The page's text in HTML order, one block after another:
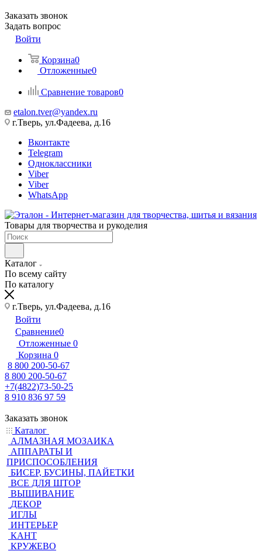
Заказать звонок
Задать вопрос
Войти
Корзина0
Отложенные0
Сравнение товаров0
etalon.tver@yandex.ru
г.Тверь, ул.Фадеева, д.16
Вконтакте
Telegram
Одноклассники
Viber
Viber
WhatsApp
Товары для творчества и рукоделия
Каталог
По всему сайту
По каталогу
г.Тверь, ул.Фадеева, д.16
Войти
Сравнение0
Отложенные 0
Корзина 0
8 800 200-50-67
8 800 200-50-67
+7(4822)73-50-25
8 910 836 97 59
Заказать звонок
Каталог
АЛМАЗНАЯ МОЗАИКА
АППАРАТЫ И
ПРИСПОСОБЛЕНИЯ
БИСЕР, БУСИНЫ, ПАЙЕТКИ
ВСЕ ДЛЯ ШТОР
ВЫШИВАНИЕ
ДЕКОР
ИГЛЫ
ИНТЕРЬЕР
КАНТ
КРУЖЕВО